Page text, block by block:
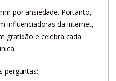
por ansiedade. Portanto,
influenciadoras da internet,
gratidão e celebra cada
perguntas: